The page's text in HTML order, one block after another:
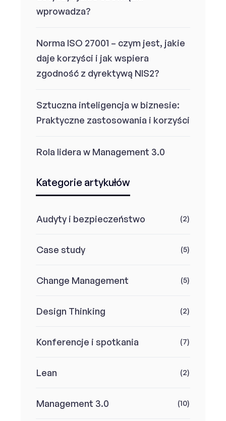
wprowadza?
Norma ISO 27001 – czym jest, jakie
daje korzyści i jak wspiera
zgodność z dyrektywą NIS2?
Sztuczna inteligencja w biznesie:
Praktyczne zastosowania i korzyści
Rola lidera w Management 3.0
Kategorie artykułów
Audyty i bezpieczeństwo (2)
Case study (5)
Change Management (5)
Design Thinking (2)
Konferencje i spotkania (7)
Lean (2)
Management 3.0 (10)